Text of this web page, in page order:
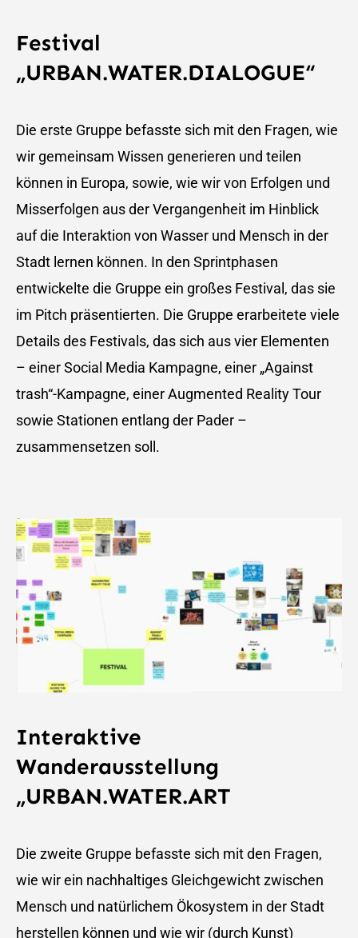
Festival
„URBAN.WATER.DIALOGUE“
Die erste Gruppe befasste sich mit den Fragen, wie
wir gemeinsam Wissen generieren und teilen
können in Europa, sowie, wie wir von Erfolgen und
Misserfolgen aus der Vergangenheit im Hinblick
auf die Interaktion von Wasser und Mensch in der
Stadt lernen können. In den Sprintphasen
entwickelte die Gruppe ein großes Festival, das sie
im Pitch präsentierten. Die Gruppe erarbeitete viele
Details des Festivals, das sich aus vier Elementen
– einer Social Media Kampagne, einer „Against
trash“-Kampagne, einer Augmented Reality Tour
sowie Stationen entlang der Pader –
zusammensetzen soll.
Interaktive
Wanderausstellung
„URBAN.WATER.ART
Die zweite Gruppe befasste sich mit den Fragen,
wie wir ein nachhaltiges Gleichgewicht zwischen
Mensch und natürlichem Ökosystem in der Stadt
herstellen können und wie wir (durch Kunst)